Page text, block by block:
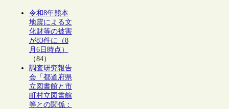
令和8年熊本
地震による文
化財等の被害
が83件に（8
月6日時点）
（84）
調査研究報告
会「都道府県
立図書館と市
町村立図書館
等との関係：